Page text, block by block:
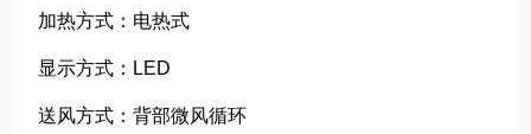
加热方式：电热式
显示方式：LED
送风方式：背部微风循环